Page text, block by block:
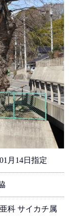
月14日指定
科 サイカチ属